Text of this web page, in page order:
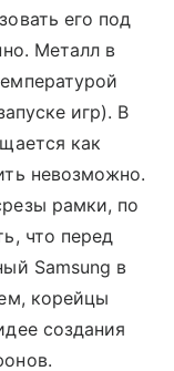
его под
Металл в
игр). В
как
невозможно.
рамки, по
что перед
Samsung в
корейцы
создания